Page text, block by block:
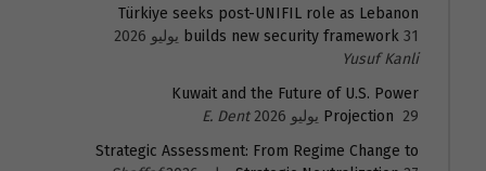
Türkiye seeks post-UNIFIL role as Lebanon
builds new security framework 31 يوليو 2026
Yusuf Kanli
Kuwait and the Future of U.S. Power
Projection 29 يوليو 2026
E. Dent
Strategic Assessment: From Regime Change to